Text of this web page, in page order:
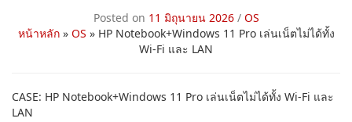
Posted on 11 มิถุนายน 2026/ OS
หน้าหลัก» OS » HP Notebook+Windows 11 Pro เล่นเน็ตไม่ได้ทั้ง
Wi-Fi และ LAN
CASE: HP Notebook+Windows 11 Pro เล่นเน็ตไม่ได้ทั้ง Wi-Fi และ
LAN